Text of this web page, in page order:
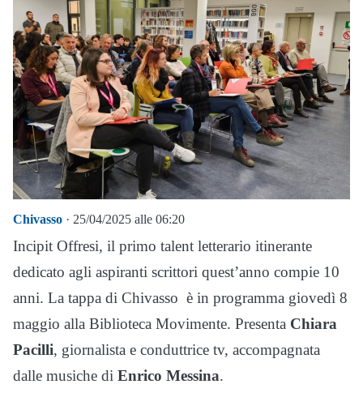
Chivasso · 25/04/2025 alle 06:20
Incipit Offresi, il primo talent letterario itinerante
dedicato agli aspiranti scrittori quest’anno compie 10
anni. La tappa di Chivasso è in programma giovedì 8
maggio alla Biblioteca Movimente. Presenta Chiara
Pacilli, giornalista e conduttrice tv, accompagnata
dalle musiche di Enrico Messina.